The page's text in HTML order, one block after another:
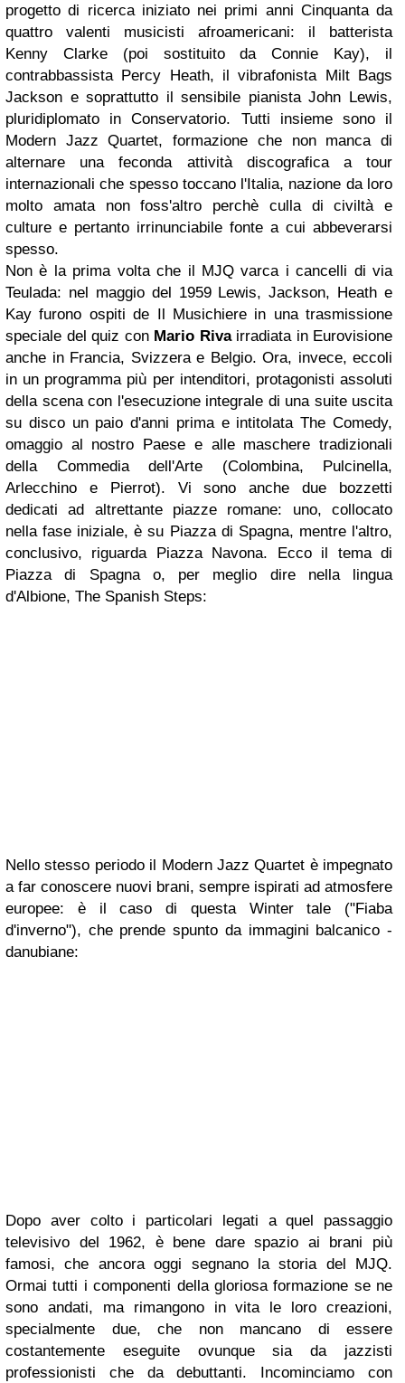
progetto di ricerca iniziato nei primi anni Cinquanta da
quattro valenti musicisti afroamericani: il batterista
Kenny Clarke (poi sostituito da Connie Kay), il
contrabbassista Percy Heath, il vibrafonista Milt Bags
Jackson e soprattutto il sensibile pianista John Lewis,
pluridiplomato in Conservatorio. Tutti insieme sonoil
Modern Jazz Quartet, formazione che non manca di
alternare una feconda attività discografica a tour
internazionali che spesso toccano l'Italia, nazione da loro
molto amata non foss'altro perchè culla di civiltà e
culture e pertanto irrinunciabile fonte a cui abbeverarsi
spesso.
Non è la prima volta che il MJQ varca i cancelli di via
Teulada: nel maggio del 1959 Lewis, Jackson, Heath e
Kay furono ospiti de Il Musichierein una trasmissione
speciale del quiz con Mario Rivairradiata in Eurovisione
anche in Francia, Svizzera e Belgio. Ora, invece, eccoli
in un programma più per intenditori, protagonisti assoluti
della scena con l'esecuzione integrale di una suite uscita
su disco un paio d'anni prima e intitolataThe Comedy,
omaggio al nostro Paese e alle maschere tradizionali
della Commedia dell'Arte (Colombina, Pulcinella,
Arlecchino e Pierrot). Vi sono anche due bozzetti
dedicati ad altrettante piazze romane: uno, collocato
nella fase iniziale, è su Piazza di Spagna, mentre l'altro,
conclusivo, riguarda Piazza Navona. Ecco il tema di
Piazza di Spagna o, per meglio dire nella lingua
d'Albione, The Spanish Steps:
Nello stesso periodo il Modern Jazz Quartet è impegnato
a far conoscere nuovi brani, sempre ispirati ad atmosfere
europee: è il caso di questa Winter tale ("Fiaba
d'inverno"), che prende spunto da immagini balcanico -
danubiane:
Dopo aver colto i particolari legati a quel passaggio
televisivo del 1962, è bene dare spazio ai brani più
famosi, che ancora oggi segnano la storia del MJQ.
Ormai tutti i componenti della gloriosa formazione se ne
sono andati, ma rimangono in vita le loro creazioni,
specialmente due, che non mancano di essere
costantemente eseguite ovunque sia da jazzisti
professionisti che da debuttanti. Incominciamo con